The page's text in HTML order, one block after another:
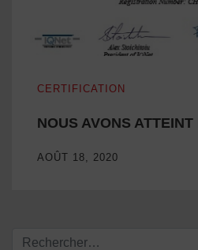
CERTIFICATION
NOUS AVONS
AOÛT 18, 2020
Recherche pour :